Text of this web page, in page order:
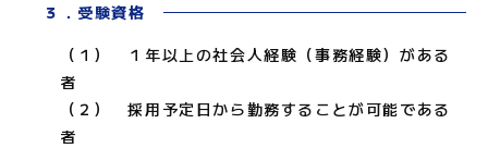
３．受験資格
（１） １年以上の社会人経験（事務経験）がある
者
（２） 採用予定日から勤務することが可能である
者